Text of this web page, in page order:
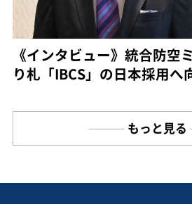
《インタビュー》統合防空
り札「IBCS」の日本採用へ
もっと見る